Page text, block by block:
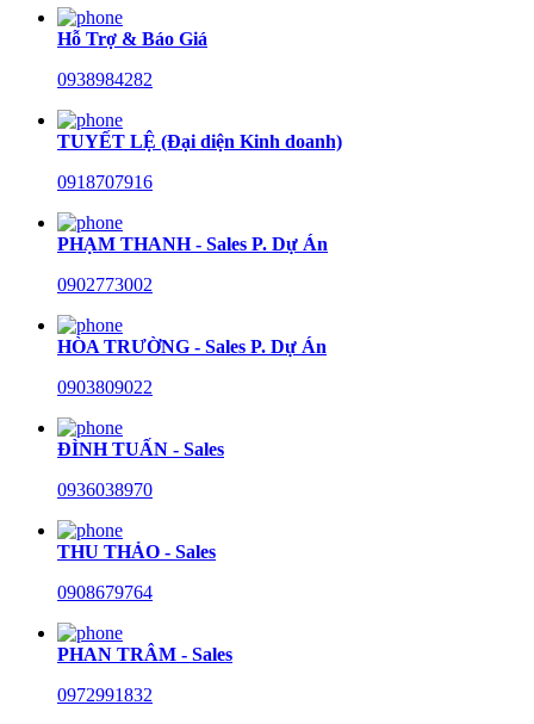
Hỗ Trợ & Báo Giá
0938984282
TUYẾT LỆ (Đại diện Kinh doanh)
0918707916
PHẠM THANH - Sales P. Dự Án
0902773002
HÒA TRƯỜNG - Sales P. Dự Án
0903809022
ĐÌNH TUẤN - Sales
0936038970
THU THẢO - Sales
0908679764
PHAN TRÂM - Sales
0972991832